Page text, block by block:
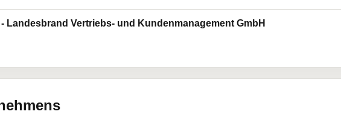
Landesbrand Vertriebs- und Kundenmanagement GmbH